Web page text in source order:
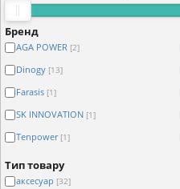
Бренд
AGA POWER [2]
Dinogy [13]
Farasis [1]
SK INNOVATION [1]
Tenpower [1]
Тип товару
аксесуар [32]